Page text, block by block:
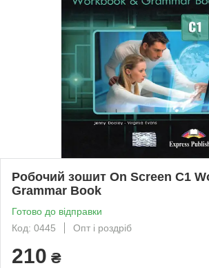
Робочий зошит On Screen C1
Grammar Book
Готово до відправки
Код: 0445
Опт і роздріб
210 ₴